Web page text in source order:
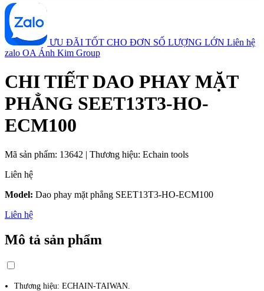
ƯU ĐÃI TỐT CHO ĐƠN SỐ LƯỢNG LỚN Liên hệ
zalo OA Ánh Kim Group
CHI TIẾT DAO PHAY MẶT
PHẲNG SEET13T3-HO-
ECM100
Mã sản phẩm: 13642 | Thương hiệu: Echain tools
Liên hệ
Model: Dao phay mặt phẳng SEET13T3-HO-ECM100
Liên hệ
Mô tả sản phẩm
Thương hiệu: ECHAIN-TAIWAN.